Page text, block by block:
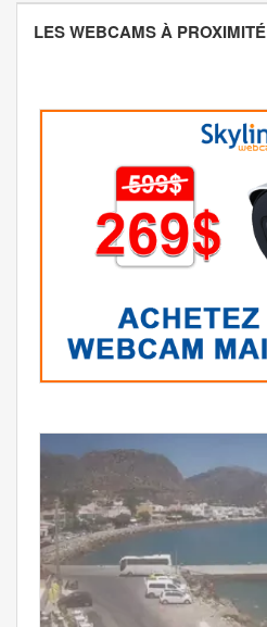
LES WEBCAMS À PROXIMITÉ